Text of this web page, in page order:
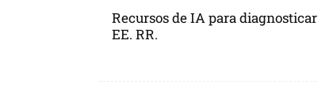
Recursos de IA para diagnosticar
EE. RR.